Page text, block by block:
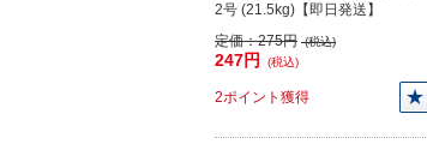
2号 (21.5kg)【即日発送】
定価：275円 (税込)
247円 (税込)
2ポイント獲得